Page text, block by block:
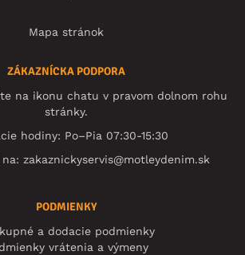
Mapa stránok
ZÁKAZNÍCKA PODPORA
na ikonu chatu v pravom dolnom rohu
stránky.
hodiny: Po–Pia 07:30-15:30
zakaznickyservis@motleydenim.sk
PODMIENKY
a dodacie podmienky
vrátenia a výmeny